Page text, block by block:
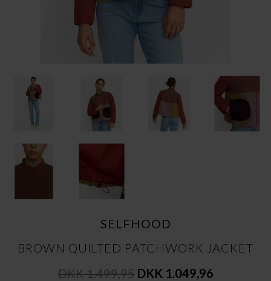
SELFHOOD
BROWN QUILTED PATCHWORK JACKET
DKK 1.499,95 DKK 1.049,96